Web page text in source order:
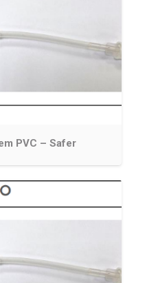
PVC – Safer